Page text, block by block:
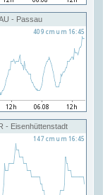
- Passau
- Eisenhüttenstadt